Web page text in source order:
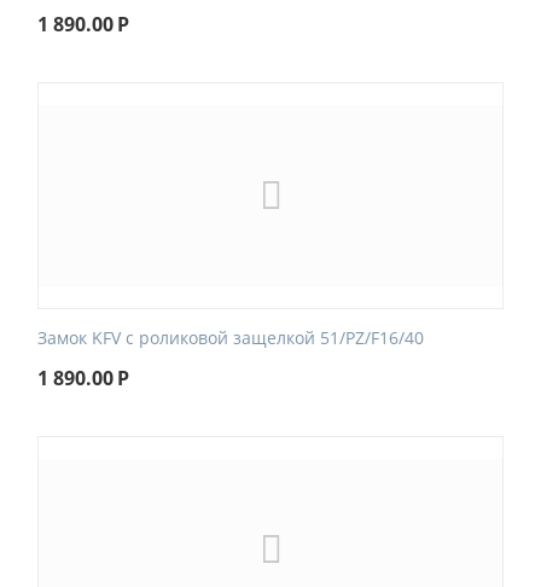
1 890.00Р
Замок KFV с роликовой защелкой 51/PZ/F16/40
1 890.00Р